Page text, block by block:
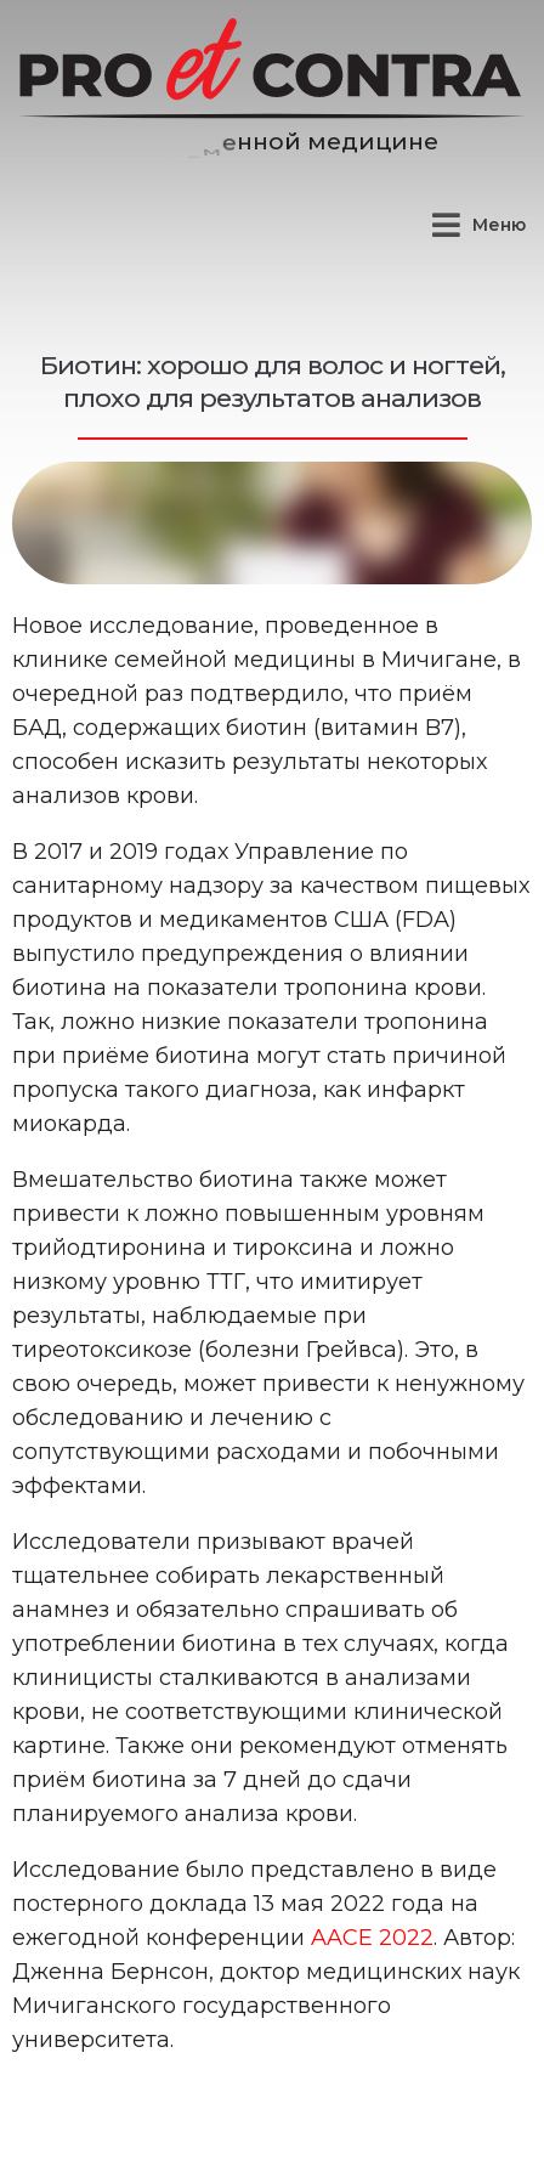
медицине
Меню
Биотин: хорошо для волос и ногтей,
плохо для результатов анализов
Новое исследование, проведенное в
клинике семейной медицины в Мичигане, в
очередной раз подтвердило, что приём
БАД, содержащих биотин (витамин B7),
способен исказить результаты некоторых
анализов крови.
В 2017 и 2019 годах Управление по
санитарному надзору за качеством пищевых
продуктов и медикаментов США (FDA)
выпустило предупреждения о влиянии
биотина на показатели тропонина крови.
Так, ложно низкие показатели тропонина
при приёме биотина могут стать причиной
пропуска такого диагноза, как инфаркт
миокарда.
Вмешательство биотина также может
привести к ложно повышенным уровням
трийодтиронина и тироксина и ложно
низкому уровню ТТГ, что имитирует
результаты, наблюдаемые при
тиреотоксикозе (болезни Грейвса). Это, в
свою очередь, может привести к ненужному
обследованию и лечению с
сопутствующими расходами и побочными
эффектами.
Исследователи призывают врачей
тщательнее собирать лекарственный
анамнез и обязательно спрашивать об
употреблении биотина в тех случаях, когда
клиницисты сталкиваются в анализами
крови, не соответствующими клинической
картине. Также они рекомендуют отменять
приём биотина за 7 дней до сдачи
планируемого анализа крови.
Исследование было представлено в виде
постерного доклада 13 мая 2022 года на
ежегодной конференции AACE 2022. Автор:
Дженна Бернсон, доктор медицинских наук
Мичиганского государственного
университета.